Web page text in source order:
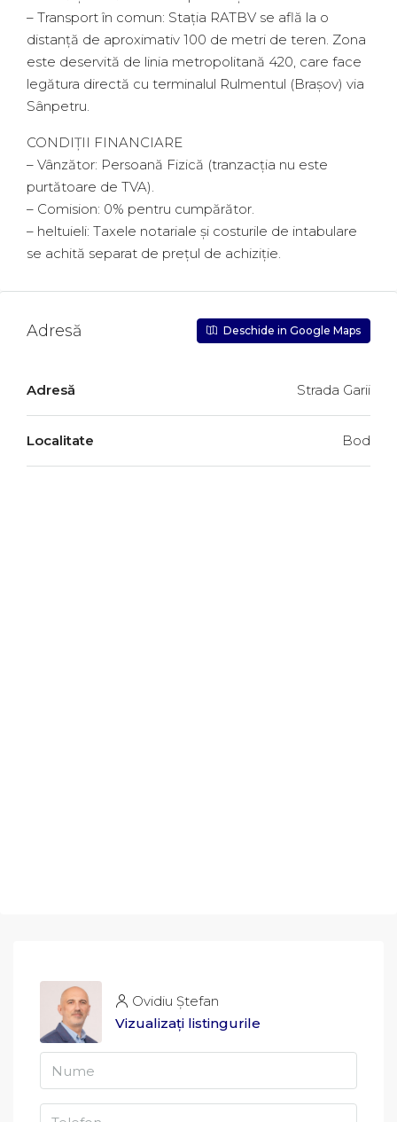
– Transport în comun: Stația RATBV se află la o
distanță de aproximativ 100 de metri de teren. Zona
este deservită de linia metropolitană 420, care face
legătura directă cu terminalul Rulmentul (Brașov) via
Sânpetru.
CONDIȚII FINANCIARE
– Vânzător: Persoană Fizică (tranzacția nu este
purtătoare de TVA).
– Comision: 0% pentru cumpărător.
– heltuieli: Taxele notariale și costurile de intabulare
se achită separat de prețul de achiziție.
Adresă Deschide in Google Maps
Adresă Strada Garii
Localitate Bod
Ovidiu Ștefan
Vizualizați listingurile